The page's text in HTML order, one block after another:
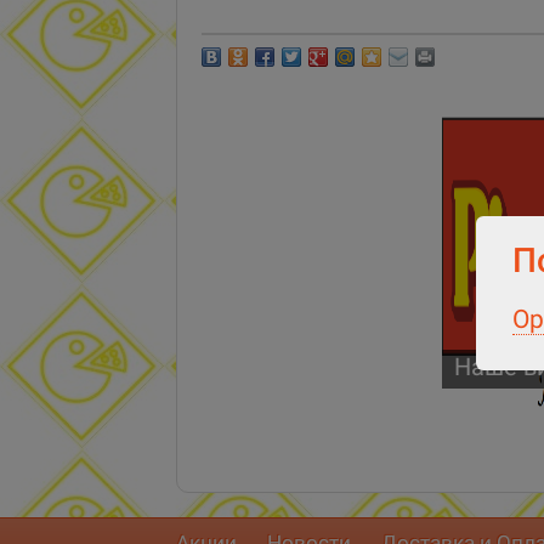
Наше